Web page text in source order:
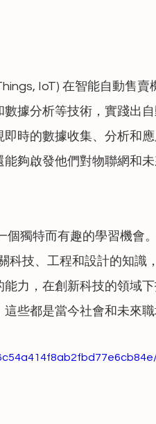
IoT) 在智能自動售賣
據分析等技術，實踐出
時的數據收集、分析和
夠啟發他們對物聯網和
獨特而有趣的學習機會
科技、工程和設計的知識
力，在創新科技的領域
些都是當今社會和未來